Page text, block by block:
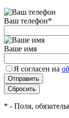
Ваш телефон*
Ваше имя
Я согласен на
* - Поля,